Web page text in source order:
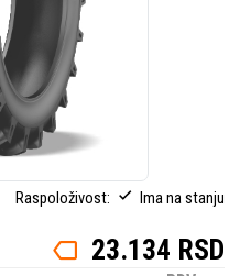
Raspoloživost: Ima na stanju
23.134 RSD